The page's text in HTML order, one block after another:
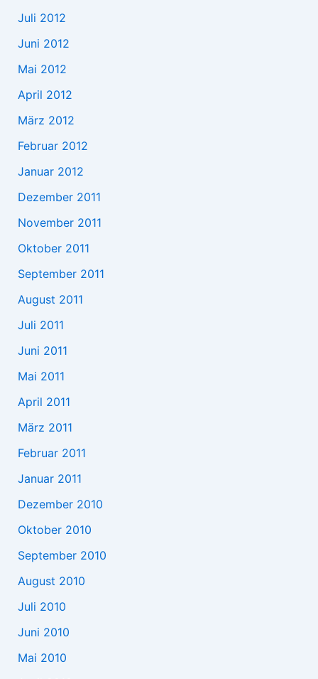
Juli 2012
Juni 2012
Mai 2012
April 2012
März 2012
Februar 2012
Januar 2012
Dezember 2011
November 2011
Oktober 2011
September 2011
August 2011
Juli 2011
Juni 2011
Mai 2011
April 2011
März 2011
Februar 2011
Januar 2011
Dezember 2010
Oktober 2010
September 2010
August 2010
Juli 2010
Juni 2010
Mai 2010